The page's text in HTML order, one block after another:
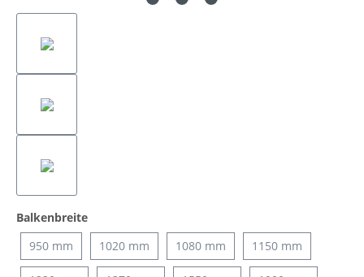
Balkenbreiteauswählen
950 mm
1020 mm 1080 mm 1150 mm